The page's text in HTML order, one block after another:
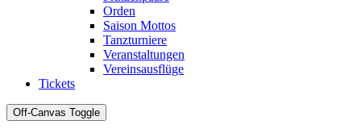
Orden
Saison Mottos
Tanzturniere
Veranstaltungen
Vereinsausflüge
Tickets
Off-Canvas Toggle